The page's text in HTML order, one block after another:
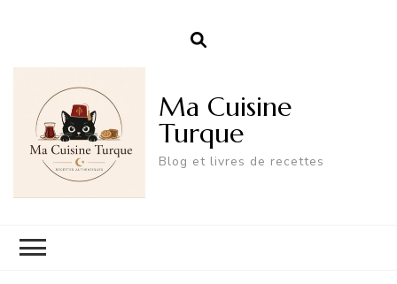
Ma Cuisine
Turque
Blog et livres de recettes